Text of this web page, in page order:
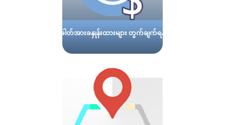
ဓါတ်အားခနှုန်းထားများ တွက်ချက်ရန်